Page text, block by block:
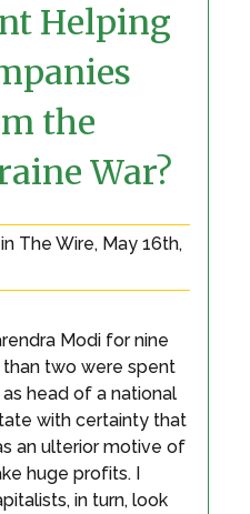
Helping
the
War?
The Wire, May 16th,
Modi for nine
two were spent
as head of a national
with certainty that
an ulterior motive of
huge profits. I
in turn, look